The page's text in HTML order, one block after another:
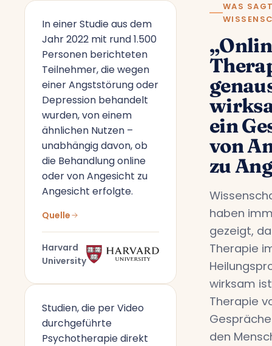
In einer Studie aus dem
Jahr 2022 mit rund 1.500
Personen berichteten
Teilnehmer, die wegen
einer Angststörung oder
Depression behandelt
wurden, von einem
ähnlichen Nutzen –
unabhängig davon, ob
die Behandlung online
oder von Angesicht zu
Angesicht erfolgte.
Quelle
Harvard
University
Studien, die per Video
durchgeführte
Psychotherapie direkt
WAS
ein
von
zu
haben
gezeigt,
Therapie
wirksam
Therapie
den